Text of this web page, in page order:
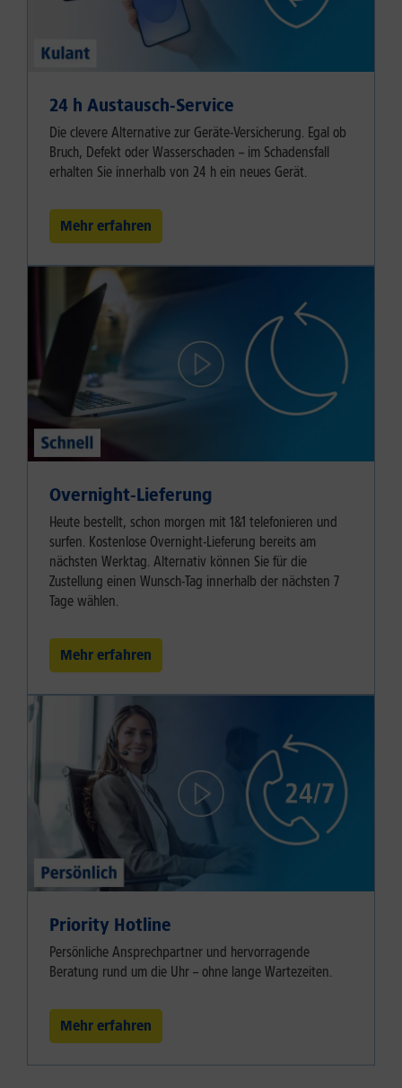
24 h Austausch-Service
Die clevere Alternative zur Geräte-Versicherung. Egal ob
Bruch, Defekt oder Wasserschaden – im Schadensfall
erhalten Sie innerhalb von 24 h ein neues Gerät.
Mehr erfahren
Overnight-Lieferung
Heute bestellt, schon morgen mit 1&1 telefonieren und
surfen. Kostenlose Overnight-Lieferung bereits am
nächsten Werktag. Alternativ können Sie für die
Zustellung einen Wunsch-Tag innerhalb der nächsten 7
Tage wählen.
Mehr erfahren
Priority Hotline
Persönliche Ansprechpartner und hervorragende
Beratung rund um die Uhr – ohne lange Wartezeiten.
Mehr erfahren